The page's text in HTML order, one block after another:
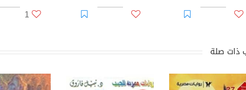
1
ذات صلة